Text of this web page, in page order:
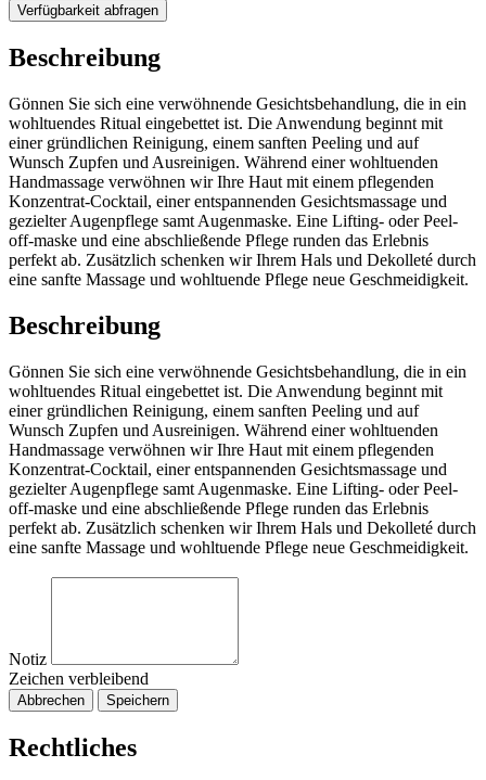
Verfügbarkeit abfragen
Beschreibung
Gönnen Sie sich eine verwöhnende Gesichtsbehandlung, die in ein
wohltuendes Ritual eingebettet ist. Die Anwendung beginnt mit
einer gründlichen Reinigung, einem sanften Peeling und auf
Wunsch Zupfen und Ausreinigen. Während einer wohltuenden
Handmassage verwöhnen wir Ihre Haut mit einem pflegenden
Konzentrat-Cocktail, einer entspannenden Gesichtsmassage und
gezielter Augenpflege samt Augenmaske. Eine Lifting- oder Peel-
off-maske und eine abschließende Pflege runden das Erlebnis
perfekt ab. Zusätzlich schenken wir Ihrem Hals und Dekolleté durch
eine sanfte Massage und wohltuende Pflege neue Geschmeidigkeit.
Beschreibung
Gönnen Sie sich eine verwöhnende Gesichtsbehandlung, die in ein
wohltuendes Ritual eingebettet ist. Die Anwendung beginnt mit
einer gründlichen Reinigung, einem sanften Peeling und auf
Wunsch Zupfen und Ausreinigen. Während einer wohltuenden
Handmassage verwöhnen wir Ihre Haut mit einem pflegenden
Konzentrat-Cocktail, einer entspannenden Gesichtsmassage und
gezielter Augenpflege samt Augenmaske. Eine Lifting- oder Peel-
off-maske und eine abschließende Pflege runden das Erlebnis
perfekt ab. Zusätzlich schenken wir Ihrem Hals und Dekolleté durch
eine sanfte Massage und wohltuende Pflege neue Geschmeidigkeit.
Notiz
Zeichen verbleibend
Abbrechen Speichern
Rechtliches